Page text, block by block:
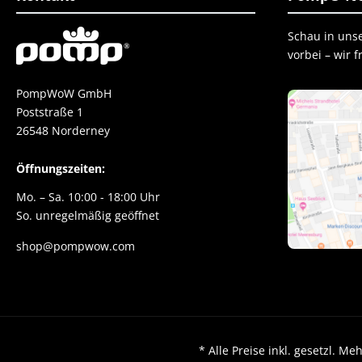
PompWoW GmbH
Poststraße 1
26548 Norderney
Öffnungszeiten:
Mo. – Sa. 10:00 - 18:00 Uhr
So. unregelmäßig geöffnet
shop@pompwow.com
Schau in
vorbei – wir
* Alle Preise inkl. gesetzl.